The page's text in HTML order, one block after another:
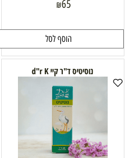
₪65
הוסף לסל
נוסיטיס ד"ר קיי d"r K